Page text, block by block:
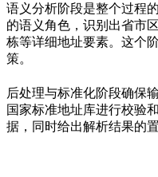
语义分析阶段是整个过程
的语义角色，识别出省市
栋等详细地址要素。这个
策。
后处理与标准化阶段确保
国家标准地址库进行校验
据，同时给出解析结果的